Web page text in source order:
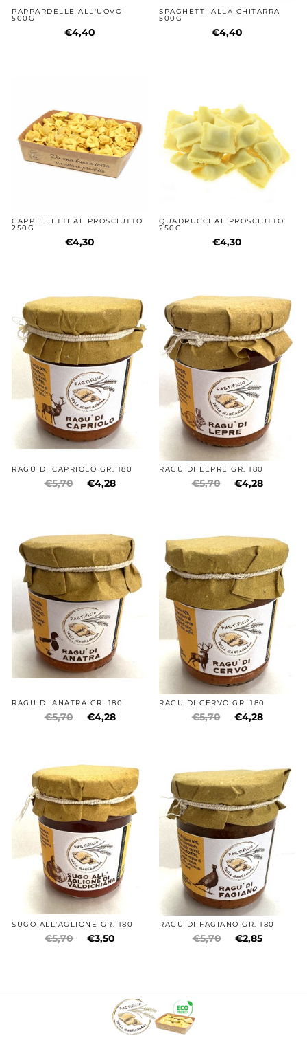
PAPPARDELLE ALL'UOVO
500G
€4,40
SPAGHETTI ALLA CHITARRA
500G
€4,40
CAPPELLETTI AL PROSCIUTTO
250G
€4,30
QUADRUCCI AL PROSCIUTTO
250G
€4,30
RAGÙ DI CAPRIOLO GR. 180
€5,70 €4,28
RAGÙ DI LEPRE GR. 180
€5,70 €4,28
RAGÙ DI ANATRA GR. 180
€5,70 €4,28
RAGÙ DI CERVO GR. 180
€5,70 €4,28
SUGO ALL'AGLIONE GR. 180
€5,70 €3,50
RAGÙ DI FAGIANO GR. 180
€5,70 €2,85